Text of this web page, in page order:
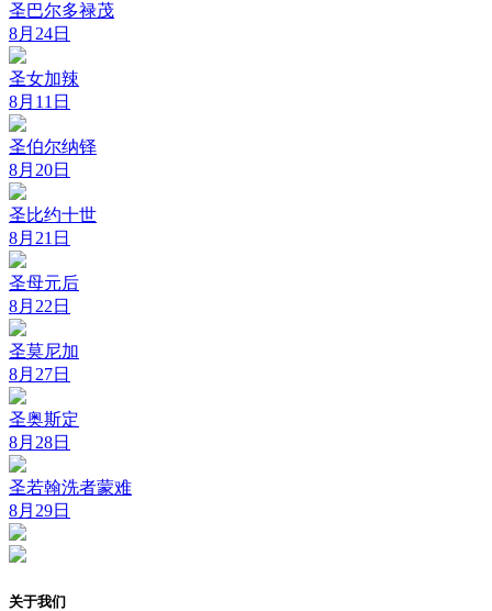
圣巴尔多禄茂
8月24日
圣女加辣
8月11日
圣伯尔纳铎
8月20日
圣比约十世
8月21日
圣母元后
8月22日
圣莫尼加
8月27日
圣奥斯定
8月28日
圣若翰洗者蒙难
8月29日
关于我们